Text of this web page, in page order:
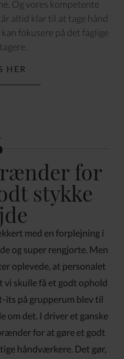
Og vores kompetente
altid klar til at tage hånd
fokusere på det faglige
HER
for
stykke
med en forplejning i
og super rengjorte. Men
oplevede, at personalet
vi skulle få et godt ophold
its på grupperum blev til
om det. I driver et ganske
for at gøre et godt
håndværkere. Det gør,